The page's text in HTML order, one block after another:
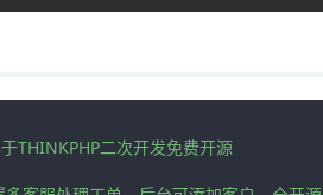
THINKPHP二次开发免费开源